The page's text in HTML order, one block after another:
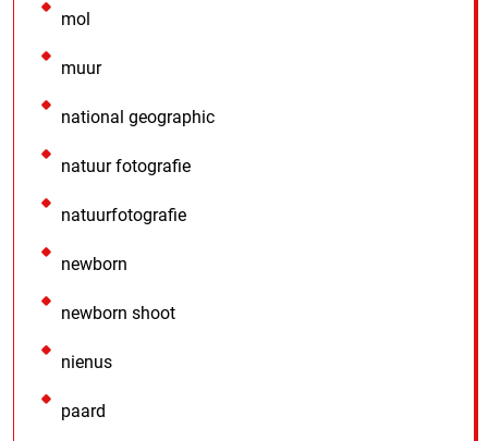
mol
muur
national geographic
natuur fotografie
natuurfotografie
newborn
newborn shoot
nienus
paard